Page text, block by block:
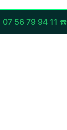
07 56 79 94 11 ☎️